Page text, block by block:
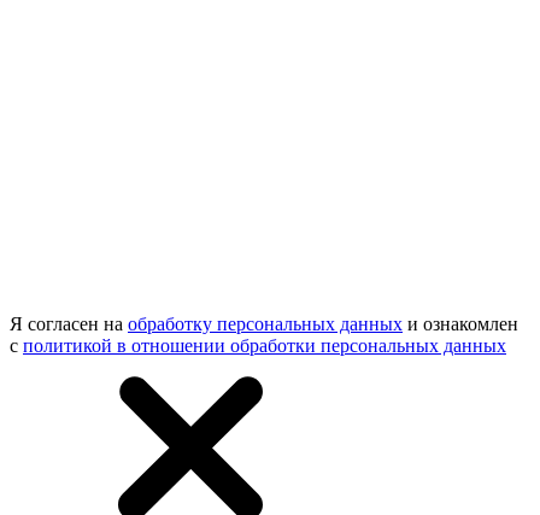
Я согласен на обработку персональных данных и ознакомлен
с политикой в отношении обработки персональных данных